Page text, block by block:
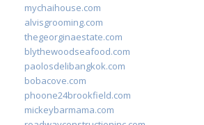
mychaihouse.com
alvisgrooming.com
thegeorginaestate.com
blythewoodseafood.com
paolosdelibangkok.com
bobacove.com
phoone24brookfield.com
mickeybarmama.com